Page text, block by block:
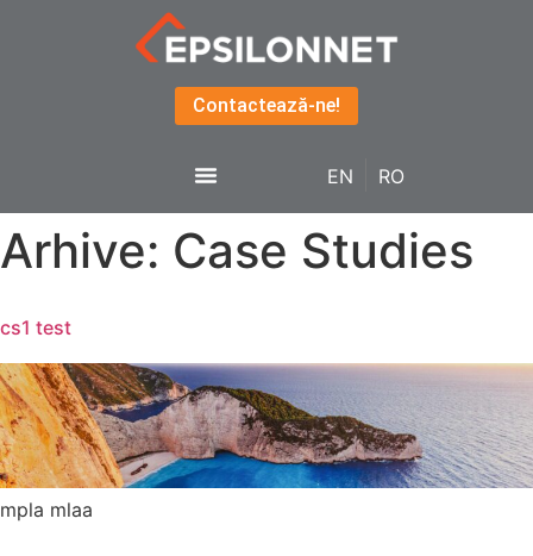
Contactează-ne!
EN RO
Arhive: Case Studies
cs1 test
mpla mlaa